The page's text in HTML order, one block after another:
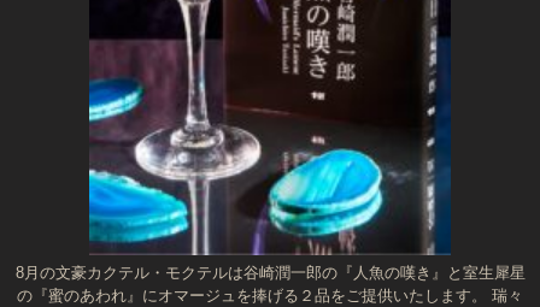
8月の文豪カクテル・モクテルは谷崎潤一郎の『人魚の嘆き』と室生犀星
の『蜜のあわれ』にオマージュを捧げる２品をご提供いたします。 瑞々